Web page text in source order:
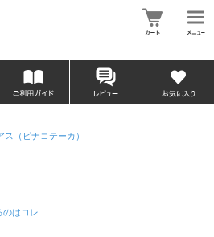
ス（ピナコテーカ）
のはコレ